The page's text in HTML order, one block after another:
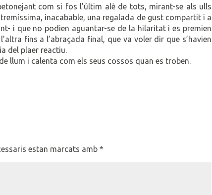
com si fos l’últim alè de tots, mirant-se als ulls
inacabable, una regalada de gust compartit i a
i que no podien aguantar-se de la hilaritat i es premien
fins a l’abraçada final, que va voler dir que s’havien
del plaer reactiu.
llum i calenta com els seus cossos quan es troben.
estan marcats amb*